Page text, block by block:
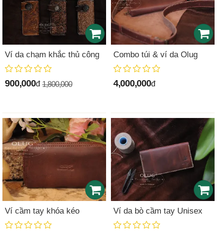
Ví da chạm khắc thủ công
900,000đ 1,800,000
Combo túi & ví da Olug
4,000,000đ
Ví cầm tay khóa kéo Ví da bò cầm tay Unisex